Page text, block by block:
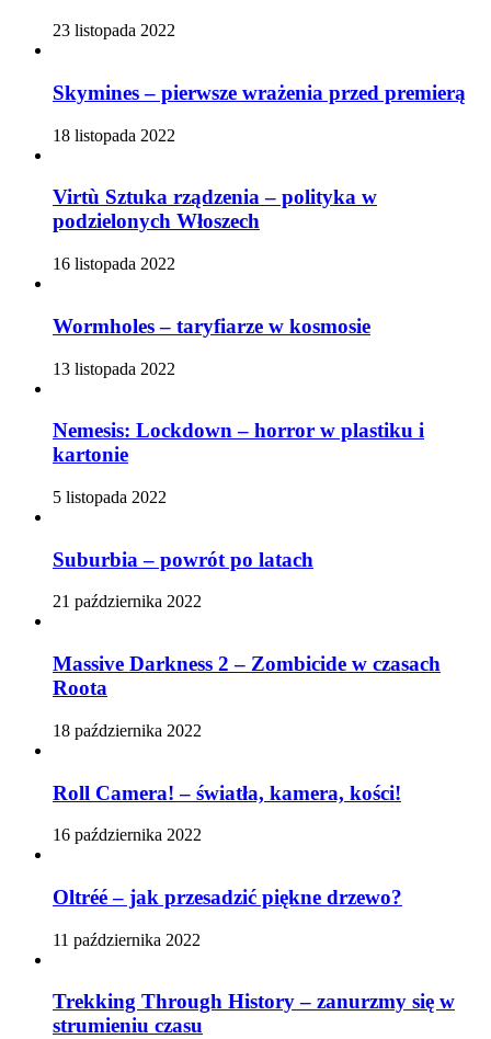
23 listopada 2022
Skymines – pierwsze wrażenia przed premierą
18 listopada 2022
Virtù Sztuka rządzenia – polityka w
podzielonych Włoszech
16 listopada 2022
Wormholes – taryfiarze w kosmosie
13 listopada 2022
Nemesis: Lockdown – horror w plastiku i
kartonie
5 listopada 2022
Suburbia – powrót po latach
21 października 2022
Massive Darkness 2 – Zombicide w czasach
Roota
18 października 2022
Roll Camera! – światła, kamera, kości!
16 października 2022
Oltréé – jak przesadzić piękne drzewo?
11 października 2022
Trekking Through History – zanurzmy się w
strumieniu czasu